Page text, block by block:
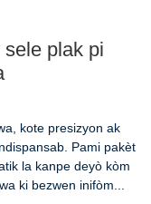
plak pi
kote presizyon ak
Pami pakèt
la kanpe deyò kòm
ki bezwen inifòm...